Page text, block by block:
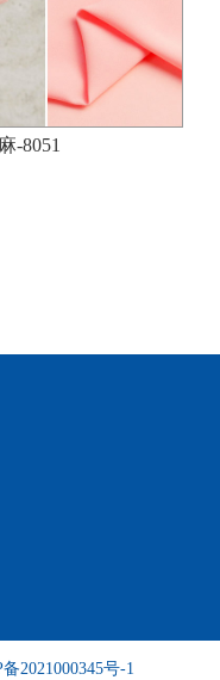
-8051
2021000345号-1